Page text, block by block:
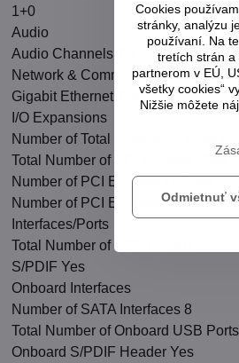
1+0
Audio
Audio Channels 7.1
Network & Communication
Gigabit Ethernet Yes
I/O Expansions
Number of Total Expansion Slots 6
Total Number of PCI Express Slots 3
Number of PCI Express x1 Slots 2
Number of PCI Express x16 Slots 1
Interfaces/Ports
Total Number of USB Ports 6
S/PDIF Yes
Onboard Interfaces
Number of SATA Interfaces 8
Total Number of Onboard USB
Onboard S/PDIF Header Yes
Cookies
stránky, analýzu
používaní. Na
tretích strán a
partnerom v EÚ,
všetky cookies“
Nižšie môžete
Odmietnuť